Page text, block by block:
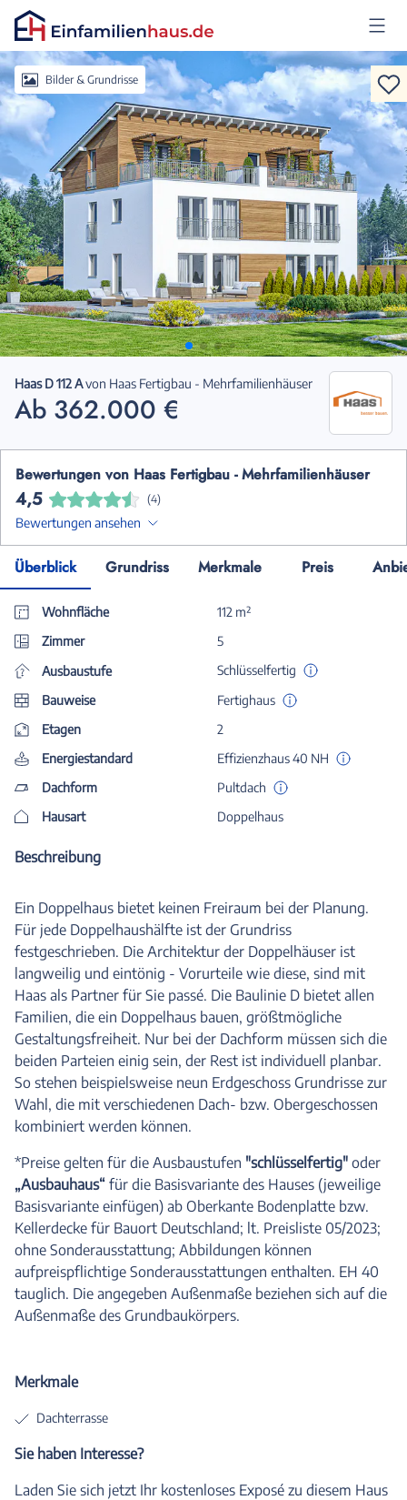
AnmeldenBilder & Grundrisse
Haas D 112 Avon Haas Fertigbau - Mehrfamilienhäuser
Ab 362.000 €
Bewertungen von Haas Fertigbau - Mehrfamilienhäuser
4,5 (4)
Bewertungen ansehen
Überblick Grundriss Merkmale Preis
Wohnfläche
112 m²
Zimmer
5
Ausbaustufe
Schlüsselfertig
Bauweise
Fertighaus
Etagen
2
Energiestandard
Effizienzhaus 40 NH
Dachform
Pultdach
Hausart
Doppelhaus
Beschreibung
Ein Doppelhaus bietet keinen Freiraum bei der Planung.
Für jede Doppelhaushälfte ist der Grundriss
festgeschrieben. Die Architektur der Doppelhäuser ist
langweilig und eintönig - Vorurteile wie diese, sind mit
Haas als Partner für Sie passé. Die Baulinie D bietet allen
Familien, die ein Doppelhaus bauen, größtmögliche
Gestaltungsfreiheit. Nur bei der Dachform müssen sich die
beiden Parteien einig sein, der Rest ist individuell planbar.
So stehen beispielsweise neun Erdgeschoss Grundrisse zur
Wahl, die mit verschiedenen Dach- bzw. Obergeschossen
kombiniert werden können.
*Preise gelten für die Ausbaustufen "schlüsselfertig" oder
„Ausbauhaus“ für die Basisvariante des Hauses (jeweilige
Basisvariante einfügen) ab Oberkante Bodenplatte bzw.
Kellerdecke für Bauort Deutschland; lt. Preisliste 05/2023;
ohne Sonderausstattung; Abbildungen können
aufpreispflichtige Sonderausstattungen enthalten. EH 40
tauglich. Die angegeben Außenmaße beziehen sich auf die
Außenmaße des Grundbaukörpers.
Merkmale
Dachterrasse
Sie haben Interesse?
Laden Sie sich jetzt Ihr kostenloses Exposé zu diesem Haus